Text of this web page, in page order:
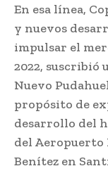
En esa línea,
y nuevos
impulsar el
2022, suscribió
Nuevo
propósito de
desarrollo del
del
Benítez en